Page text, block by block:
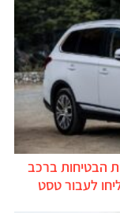
הבטיחות ברכב
לעבור טסט